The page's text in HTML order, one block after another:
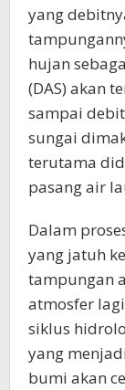
yang
hujan
(DAS) akan
sampai
sungai
terutama
pasang air
Dalam
yang jatuh
tampungan
atmosfer
siklus
yang
bumi akan